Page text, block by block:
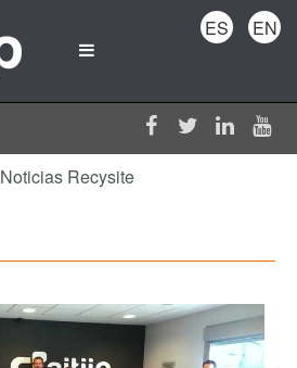
Noticias Recysite
ES EN